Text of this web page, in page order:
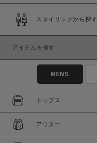
スタイリングから探す
アイテムを探す
MENS
トップス
アウター